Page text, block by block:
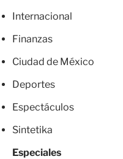
Internacional
Finanzas
Ciudad de México
Deportes
Espectáculos
Sintetika
Especiales